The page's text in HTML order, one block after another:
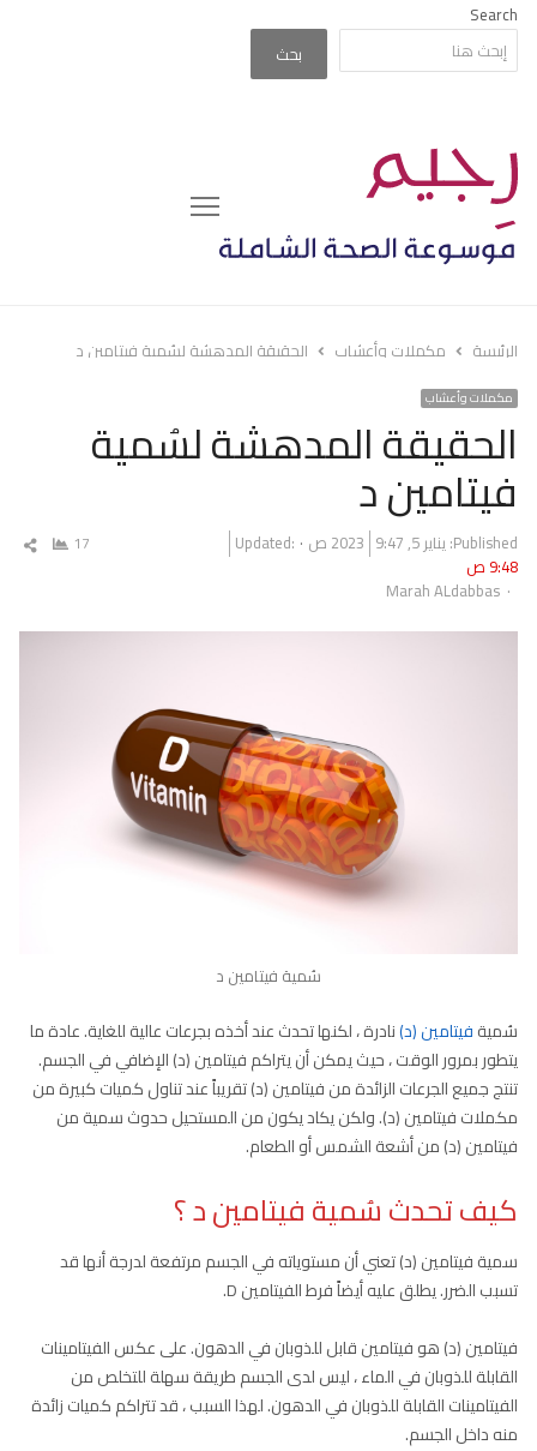
Search
بحث
Menu
الرئيسة مكملات وأعشاب الحقيقة المدهشة لسُمية فيتامين د
مكملات وأعشاب
الحقيقة المدهشة لسُمية
فيتامين د
Published: يناير 5, 2023 9:47 ص
Updated:
9:48 ص
Author
Marah ALdabbas
17
سُمية فيتامين د
سُميةفيتامين (د)نادرة ، لكنها تحدث عند أخذه بجرعات عالية للغاية. عادة ما
يتطور بمرور الوقت ، حيث يمكن أن يتراكم فيتامين (د) الإضافي في الجسم.
تنتج جميع الجرعات الزائدة من فيتامين (د) تقريباً عند تناول كميات كبيرة من
مكملات فيتامين (د). ولكن يكاد يكون من المستحيل حدوث سمية من
فيتامين (د) من أشعة الشمس أو الطعام.
كيف تحدث سُمية فيتامين د ؟
سمية فيتامين (د) تعني أن مستوياته في الجسم مرتفعة لدرجة أنها قد
تسبب الضرر. يطلق عليه أيضاً فرط الفيتامين D.
فيتامين (د) هو فيتامين قابل للذوبان في الدهون. على عكس الفيتامينات
القابلة للذوبان في الماء ، ليس لدى الجسم طريقة سهلة للتخلص من
الفيتامينات القابلة للذوبان في الدهون. لهذا السبب ، قد تتراكم كميات زائدة
منه داخل الجسم.